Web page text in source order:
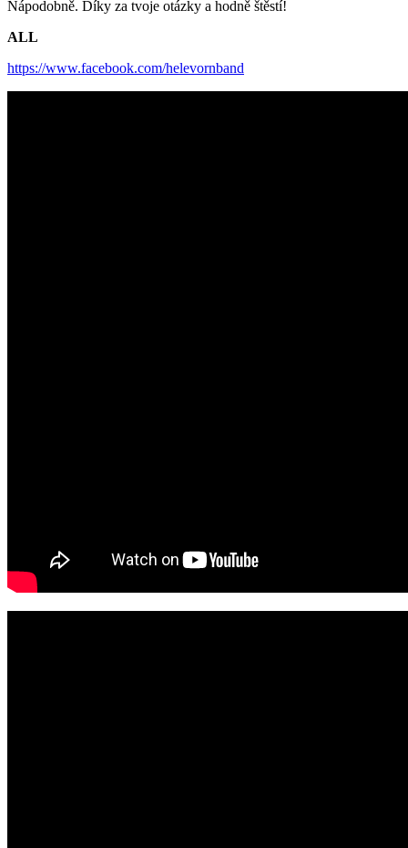
Nápodobně. Díky za tvoje otázky a hodně štěstí!
ALL
https://www.facebook.com/helevornband